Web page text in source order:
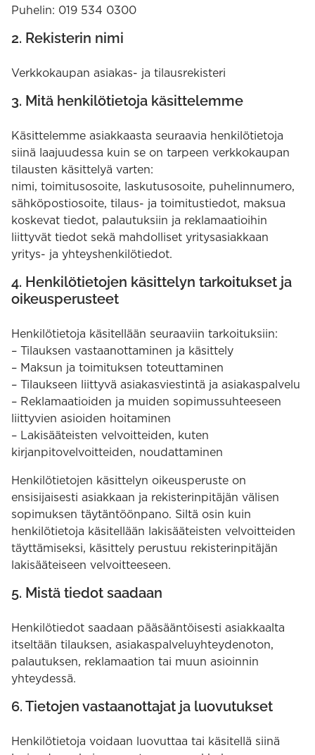
Puhelin: 019 534 0300
2. Rekisterin nimi
Verkkokaupan asiakas- ja tilausrekisteri
3. Mitä henkilötietoja käsittelemme
Käsittelemme asiakkaasta seuraavia henkilötietoja
siinä laajuudessa kuin se on tarpeen verkkokaupan
tilausten käsittelyä varten:
nimi, toimitusosoite, laskutusosoite, puhelinnumero,
sähköpostiosoite, tilaus- ja toimitustiedot, maksua
koskevat tiedot, palautuksiin ja reklamaatioihin
liittyvät tiedot sekä mahdolliset yritysasiakkaan
yritys- ja yhteyshenkilötiedot.
4. Henkilötietojen käsittelyn tarkoitukset ja
oikeusperusteet
Henkilötietoja käsitellään seuraaviin tarkoituksiin:
– Tilauksen vastaanottaminen ja käsittely
– Maksun ja toimituksen toteuttaminen
– Tilaukseen liittyvä asiakasviestintä ja asiakaspalvelu
– Reklamaatioiden ja muiden sopimussuhteeseen
liittyvien asioiden hoitaminen
– Lakisääteisten velvoitteiden, kuten
kirjanpitovelvoitteiden, noudattaminen
Henkilötietojen käsittelyn oikeusperuste on
ensisijaisesti asiakkaan ja rekisterinpitäjän välisen
sopimuksen täytäntöönpano. Siltä osin kuin
henkilötietoja käsitellään lakisääteisten velvoitteiden
täyttämiseksi, käsittely perustuu rekisterinpitäjän
lakisääteiseen velvoitteeseen.
5. Mistä tiedot saadaan
Henkilötiedot saadaan pääsääntöisesti asiakkaalta
itseltään tilauksen, asiakaspalveluyhteydenoton,
palautuksen, reklamaation tai muun asioinnin
yhteydessä.
6. Tietojen vastaanottajat ja luovutukset
Henkilötietoja voidaan luovuttaa tai käsitellä siinä